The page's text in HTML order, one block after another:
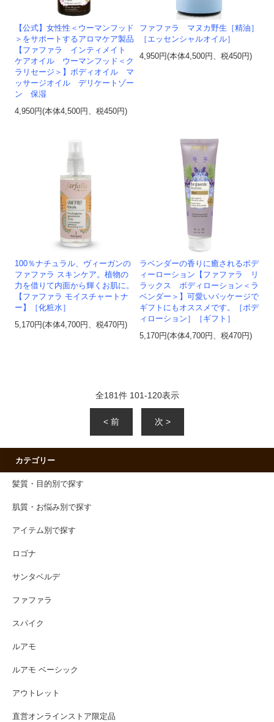
【公式】女性性＜ウーマンフッド
＞をサポートするアロマケア製品
【ファファラ インティメイト
ケアオイル ウーマンフッド＜ク
ラリセージ＞】ボディオイル マ
ッサージオイル デリケートゾー
ン 保湿
4,950円(本体4,500円、税450円)
ファファラ マヌカ野生［精油］
［エッセンシャルオイル］
4,950円(本体4,500円、税450円)
100％ナチュラル、ヴィーガンの
ファファラ スキンケア。植物の
力を借りて内面から輝くお肌に。
【ファファラ モイスチャートナ
ー】［化粧水］
5,170円(本体4,700円、税470円)
ラベンダーの香りに癒されるボデ
ィーローション【ファファラ リ
ラックス ボディローション＜ラ
ベンダー＞】可愛いパッケージで
ギフトにもオススメです。［ボデ
ィローション］［ギフト］
5,170円(本体4,700円、税470円)
全181件 101-120表示
< 前 次 >
カテゴリー
髪質・目的別で探す
肌質・お悩み別で探す
アイテム別で探す
ロゴナ
サンタベルデ
ファファラ
スパイク
ルアモ
ルアモ ベーシック
アウトレット
直営オンラインストア限定品